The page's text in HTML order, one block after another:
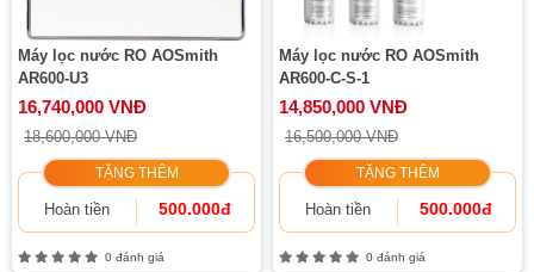
Máy lọc nước RO AOSmith
AR600-U3
16,740,000 VNĐ
18,600,000 VNĐ
TẶNG THÊM
Hoàn tiền 500.000đ
0 đánh giá
Máy lọc nước RO AOSmith
AR600-C-S-1
14,850,000 VNĐ
16,500,000 VNĐ
TẶNG THÊM
Hoàn tiền 500.000đ
0 đánh giá